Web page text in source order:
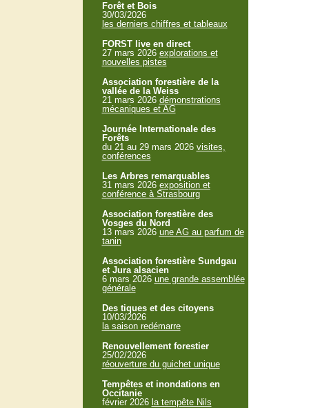
Forêt et Bois
30/03/2026
les derniers chiffres et tableaux
FORST live en direct
27 mars 2026 explorations et
nouvelles pistes
Association forestière de la
vallée de la Weiss
21 mars 2026 démonstrations
mécaniques et AG
Journée Internationale des
Forêts
du 21 au 29 mars 2026 visites,
conférences
Les Arbres remarquables
31 mars 2026 exposition et
conférence à Strasbourg
Association forestière des
Vosges du Nord
13 mars 2026 une AG au parfum de
tanin
Association forestière Sundgau
et Jura alsacien
6 mars 2026 une grande assemblée
générale
Des tiques et des citoyens
10/03/2026
la saison redémarre
Renouvellement forestier
25/02/2026
réouverture du guichet unique
Tempêtes et inondations en
Occitanie
février 2026 la tempête Nils